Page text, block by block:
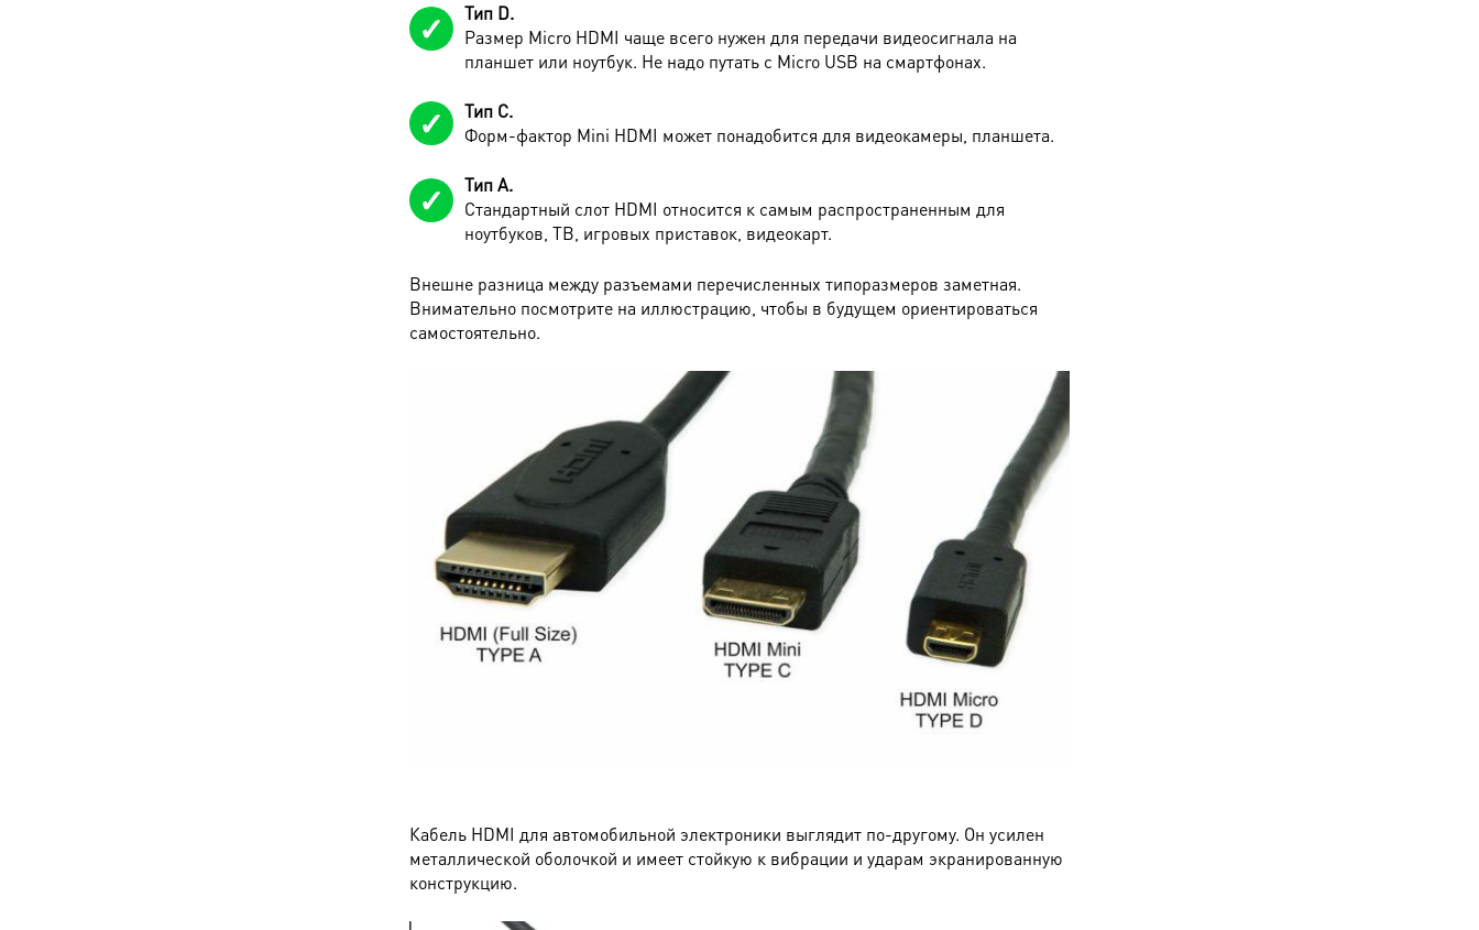
Тип D.
Размер Micro HDMI чаще всего нужен для передачи видеосигнала на
планшет или ноутбук. Не надо путать с Micro USB на смартфонах.
Тип C.
Форм-фактор Mini HDMI может понадобится для видеокамеры, планшета.
Тип А.
Стандартный слот HDMI относится к самым распространенным для
ноутбуков, ТВ, игровых приставок, видеокарт.
Внешне разница между разъемами перечисленных типоразмеров заметная.
Внимательно посмотрите на иллюстрацию, чтобы в будущем ориентироваться
самостоятельно.
Кабель HDMI для автомобильной электроники выглядит по-другому. Он усилен
металлической оболочкой и имеет стойкую к вибрации и ударам экранированную
конструкцию.